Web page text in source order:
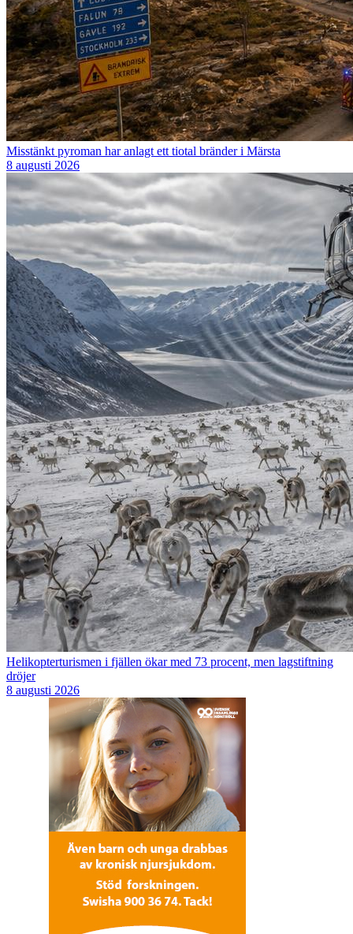
Misstänkt pyroman har anlagt ett tiotal bränder i Märsta
8 augusti 2026
Helikopterturismen i fjällen ökar med 73 procent, men lagstiftning
dröjer
8 augusti 2026